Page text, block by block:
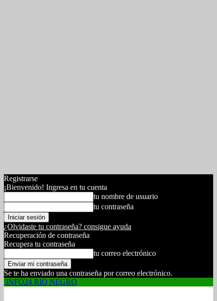
Registrarse
¡Bienvenido! Ingresa en tu cuenta
tu nombre de usuario
tu contraseña
¿Olvidaste tu contraseña? consigue ayuda
Recuperación de contraseña
Recupera tu contraseña
tu correo electrónico
Se te ha enviado una contraseña por correo electrónico.
INFO24 RIO NEGRO